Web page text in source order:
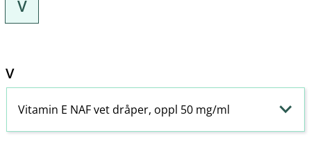
V
V
Vitamin E NAF vet dråper, oppl 50 mg/ml